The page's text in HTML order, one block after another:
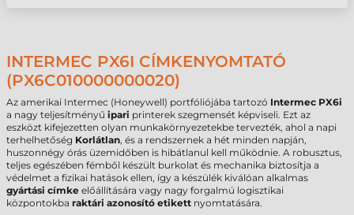
INTERMEC PX6I CÍMKENYOMTATÓ
(PX6C010000000020)
Az amerikai Intermec (Honeywell) portfóliójába tartozó Intermec PX6i
a nagy teljesítményű ipari printerek szegmensét képviseli. Ezt az
eszközt kifejezetten olyan munkakörnyezetekbe tervezték, ahol a napi
terhelhetőség Korlátlan, és a rendszernek a hét minden napján,
huszonnégy órás üzemidőben is hibátlanul kell működnie. A robusztus,
teljes egészében fémből készült burkolat és mechanika biztosítja a
védelmet a fizikai hatások ellen, így a készülék kiválóan alkalmas
gyártási címke előállítására vagy nagy forgalmú logisztikai
központokba raktári azonosító etikett nyomtatására.